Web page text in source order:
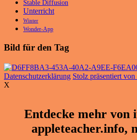
Stable Diffusion
Unterricht
Winter
Wonder-App
Bild für den Tag
Datenschutzerklärung Stolz präsentiert von
X
Entdecke mehr von
appleteacher.info,